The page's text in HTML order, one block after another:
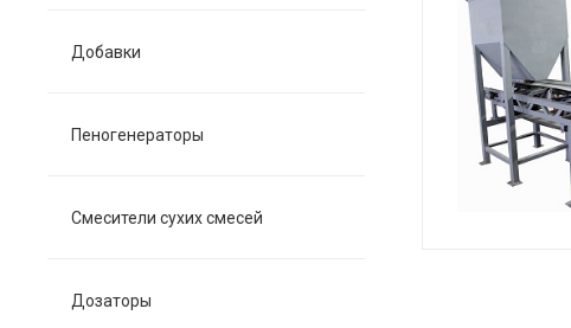
Добавки
Пеногенераторы
Смесители сухих смесей
Дозаторы